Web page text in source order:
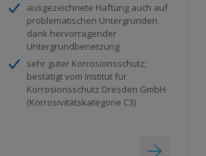
ausgezeichnete Haftung auch auf
problematischen Untergründen
dank hervorragender
Untergrundbenetzung
sehr guter Korrosionsschutz;
bestätigt vom Institut für
Korrosionsschutz Dresden GmbH
(Korrosivitätskategorie C3)